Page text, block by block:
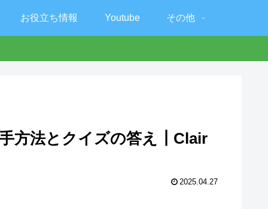
お役立ち情報 Youtube その他
方法とクイズの答え┃Clair
2025.04.27